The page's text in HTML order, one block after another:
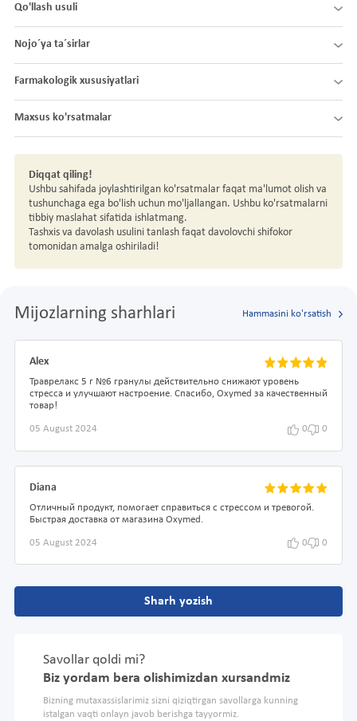
Qo'llash usuli
Nojo´ya ta´sirlar
Farmakologik xususiyatlari
Maxsus ko'rsatmalar
Diqqat qiling!
Ushbu sahifada joylashtirilgan ko'rsatmalar faqat ma'lumot olish va
tushunchaga ega bo'lish uchun mo'ljallangan. Ushbu ko'rsatmalarni
tibbiy maslahat sifatida ishlatmang.
Tashxis va davolash usulini tanlash faqat davolovchi shifokor
tomonidan amalga oshiriladi!
Mijozlarning sharhlari Hammasini ko'rsatish
Alex
Траврелакс 5 г №6 гранулы действительно снижают уровень
стресса и улучшают настроение. Спасибо, Oxymed за качественный
товар!
05 August 2024 0 0
Diana
Отличный продукт, помогает справиться с стрессом и тревогой.
Быстрая доставка от магазина Oxymed.
05 August 2024 0 0
Sharh yozish
Savollar qoldi mi?
Biz yordam bera olishimizdan xursandmiz
Bizning mutaxassislarimiz sizni qiziqtirgan savollarga kunning
istalgan vaqti onlayn javob berishga tayyormiz.